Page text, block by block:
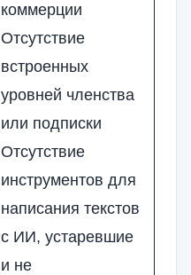
коммерции
Отсутствие
встроенных
уровней членства
или подписки
Отсутствие
инструментов для
написания текстов
с ИИ, устаревшие
и не